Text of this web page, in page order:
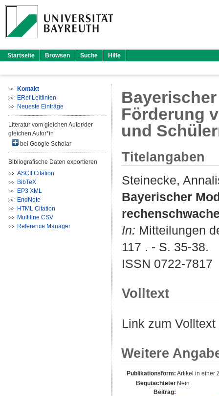
Startseite Browsen Suche Hilfe
Kontakt
ERef Leitlinien
Neueste Einträge
Literatur vom gleichen Autor/der
gleichen Autor*in
bei Google Scholar
Bibliografische Daten exportieren
ASCII Citation
BibTeX
EP3 XML
EndNote
HTML Citation
Multiline CSV
Reference Manager
Förderung
und
Titelangaben
Steinecke,
Bayerischer
In: Mitteilungen
117 . - S. 35-38.
ISSN 0722-7817
Volltext
Link zum
Weitere
Publikationsform: Artikel in einer
Begutachteter
Beitrag:
Nein